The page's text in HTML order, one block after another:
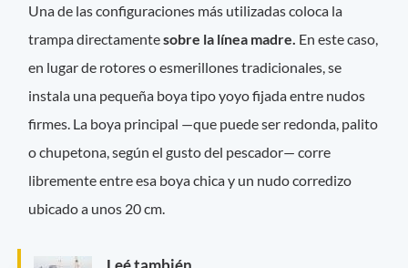
Una de las configuraciones más utilizadas coloca la
trampa directamentesobre la línea madre. En este caso,
en lugar de rotores o esmerillones tradicionales, se
instala una pequeña boya tipo yoyo fijada entre nudos
firmes. La boya principal —que puede ser redonda, palito
o chupetona, según el gusto del pescador— corre
libremente entre esa boya chica y un nudo corredizo
ubicado a unos 20 cm.